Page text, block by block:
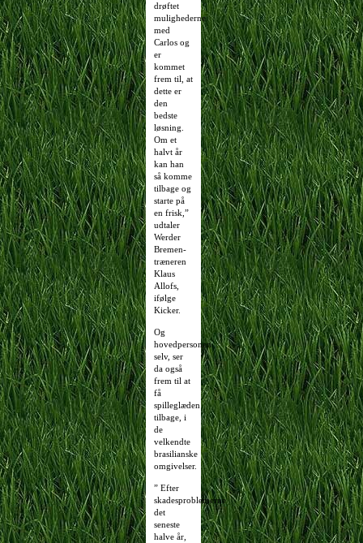
drøftet
mulighederne
med
Carlos og
er
kommet
frem til, at
dette er
den
bedste
løsning.
Om et
halvt år
kan han
så komme
tilbage og
starte på
en frisk,”
udtaler
Werder
Bremen-
træneren
Klaus
Allofs,
ifølge
Kicker.
Og
hovedpersonen
selv, ser
da også
frem til at
få
spilleglæden
tilbage, i
de
velkendte
brasilianske
omgivelser.
” Efter
skadesproblemerne
det
seneste
halve år,